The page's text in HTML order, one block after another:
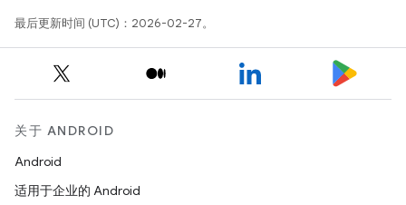
最后更新时间 (UTC)：2026-02-27。
关于 ANDROID
Android
适用于企业的 Android